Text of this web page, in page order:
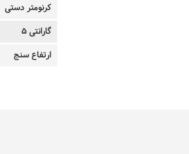
کرنومتر دستی
گارانتی 5
ارتفاع سنج